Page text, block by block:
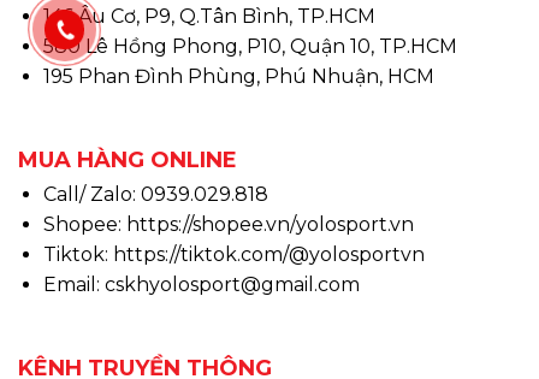
146 Âu Cơ, P9, Q.Tân Bình, TP.HCM
580 Lê Hồng Phong, P10, Quận 10, TP.HCM
195 Phan Đình Phùng, Phú Nhuận, HCM
MUA HÀNG ONLINE
Call/ Zalo: 0939.029.818
Shopee: https://shopee.vn/yolosport.vn
Tiktok: https://tiktok.com/@yolosportvn
Email: cskhyolosport@gmail.com
KÊNH TRUYỀN THÔNG